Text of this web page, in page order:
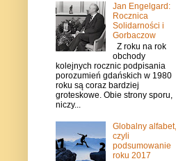
Jan Engelgard:
Rocznica
Solidarności i
Gorbaczow
Z roku na rok
obchody
kolejnych rocznic podpisania
porozumień gdańskich w 1980
roku są coraz bardziej
groteskowe. Obie strony sporu,
niczy...
Globalny alfabet,
czyli
podsumowanie
roku 2017